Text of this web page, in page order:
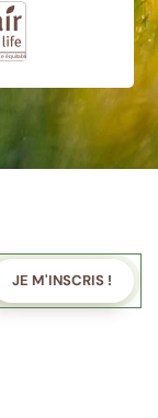
JE M'INSCRIS !